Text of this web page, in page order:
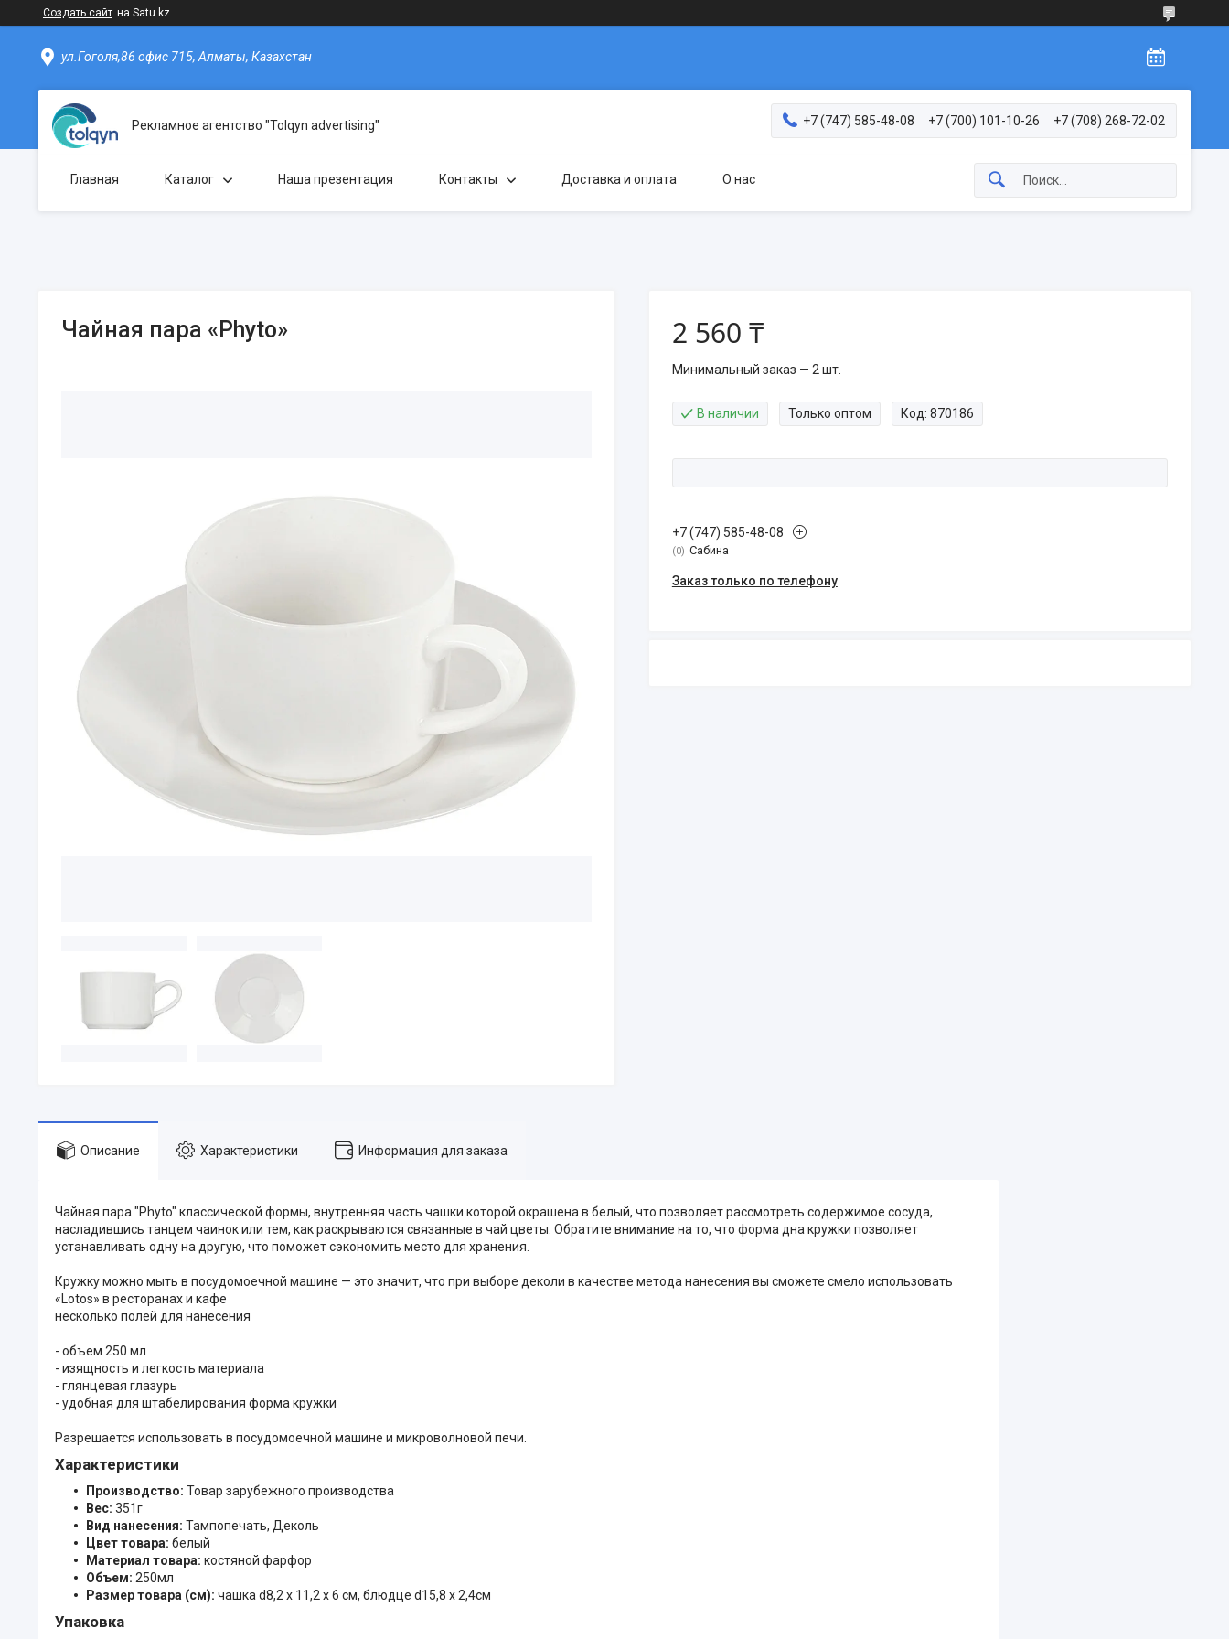
Создать сайт на Satu.kz
ул.Гоголя,86 офис 715, Алматы, Казахстан
Рекламное агентство "Tolqyn advertising" +7 (747) 585-48-08 +7 (700) 101-10-26 +7 (708) 268-72-02
Главная Каталог Наша презентация Контакты Доставка и оплата О нас
Чайная пара «Phyto» 2 560 ₸
Минимальный заказ — 2 шт.
В наличии Только оптом Код: 870186
+7 (747) 585-48-08
0 Сабина
Заказ только по телефону
Описание Характеристики Информация для заказа
Чайная пара "Phyto" классической формы, внутренняя часть чашки которой окрашена в белый, что позволяет рассмотреть содержимое сосуда,
насладившись танцем чаинок или тем, как раскрываются связанные в чай цветы. Обратите внимание на то, что форма дна кружки позволяет
устанавливать одну на другую, что поможет сэкономить место для хранения.
Кружку можно мыть в посудомоечной машине — это значит, что при выборе деколи в качестве метода нанесения вы сможете смело использовать
«Lotos» в ресторанах и кафе
несколько полей для нанесения
- объем 250 мл
- изящность и легкость материала
- глянцевая глазурь
- удобная для штабелирования форма кружки
Разрешается использовать в посудомоечной машине и микроволновой печи.
Характеристики
Производство: Товар зарубежного производства
Вес: 351г
Вид нанесения: Тампопечать, Деколь
Цвет товара: белый
Материал товара: костяной фарфор
Объем: 250мл
Размер товара (см): чашка d8,2 х 11,2 х 6 см, блюдце d15,8 х 2,4см
Упаковка